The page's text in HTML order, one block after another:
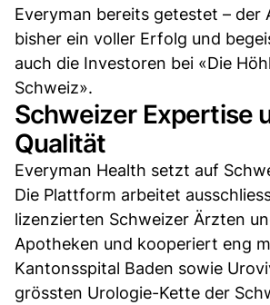
Everyman bereits getestet – der
bisher ein voller Erfolg und
auch die Investoren bei «Die
Schweiz».
Schweizer Expertise
Qualität
Everyman Health setzt auf
Die Plattform arbeitet
lizenzierten Schweizer Ärzten
Apotheken und kooperiert eng
Kantonsspital Baden sowie
grössten Urologie-Kette der